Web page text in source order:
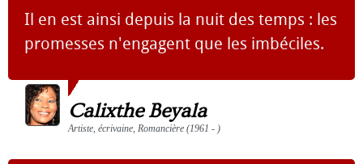
Il en est ainsi depuis la nuit des temps : les
promesses n'engagent que les imbéciles.
Calixthe Beyala
Artiste, écrivaine, Romancière (1961 - )